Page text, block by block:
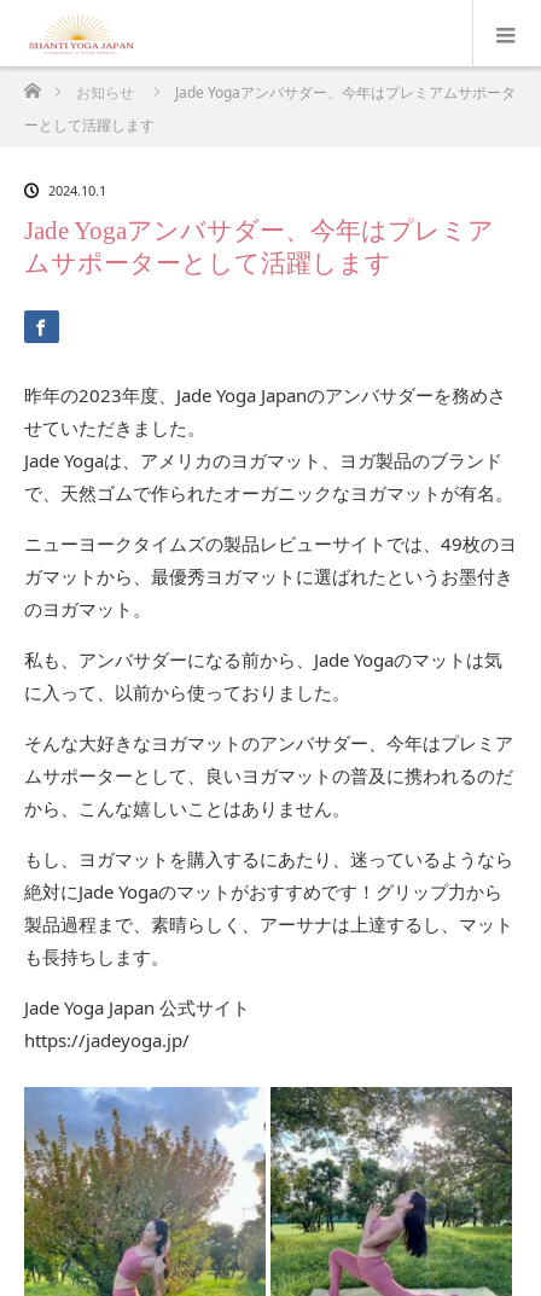
ホームお知らせ
Jade Yogaアンバサダー、今年はプレミアムサポータ
ーとして活躍します
2024.10.1
Jade Yogaアンバサダー、今年はプレミア
ムサポーターとして活躍します
昨年の2023年度、Jade Yoga Japanのアンバサダーを務めさ
せていただきました。
Jade Yogaは、アメリカのヨガマット、ヨガ製品のブランド
で、天然ゴムで作られたオーガニックなヨガマットが有名。
ニューヨークタイムズの製品レビューサイトでは、49枚のヨ
ガマットから、最優秀ヨガマットに選ばれたというお墨付き
のヨガマット。
私も、アンバサダーになる前から、Jade Yogaのマットは気
に入って、以前から使っておりました。
そんな大好きなヨガマットのアンバサダー、今年はプレミア
ムサポーターとして、良いヨガマットの普及に携われるのだ
から、こんな嬉しいことはありません。
もし、ヨガマットを購入するにあたり、迷っているようなら
絶対にJade Yogaのマットがおすすめです！グリップ力から
製品過程まで、素晴らしく、アーサナは上達するし、マット
も長持ちします。
Jade Yoga Japan 公式サイト
https://jadeyoga.jp/